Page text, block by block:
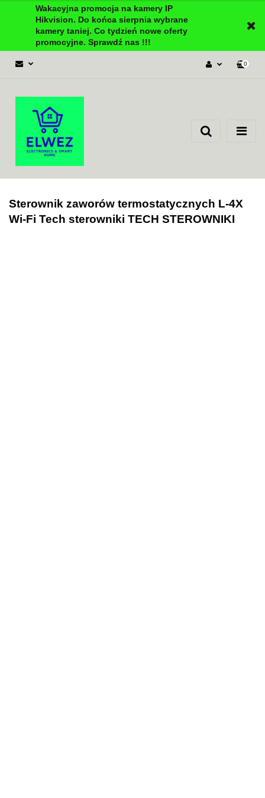
Wakacyjna promocja na kamery IP
Hikvision. Do końca sierpnia wybrane
kamery taniej. Co tydzień nowe oferty
promocyjne. Sprawdź nas !!!
Zgody cookies
0
Sterownik zaworów termostatycznych L-4X
Wi-Fi Tech sterowniki TECH STEROWNIKI